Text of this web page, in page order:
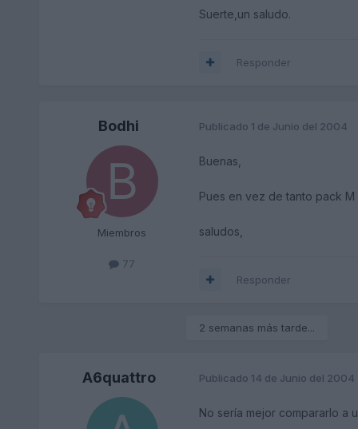
Suerte,un saludo.
Responder
Bodhi
Miembros
77
Publicado 1 de Junio del 2004
Buenas,
Pues en vez de tanto pack M
saludos,
Responder
2 semanas más tarde...
A6quattro Publicado 14 de Junio del 2004
No sería mejor compararlo a